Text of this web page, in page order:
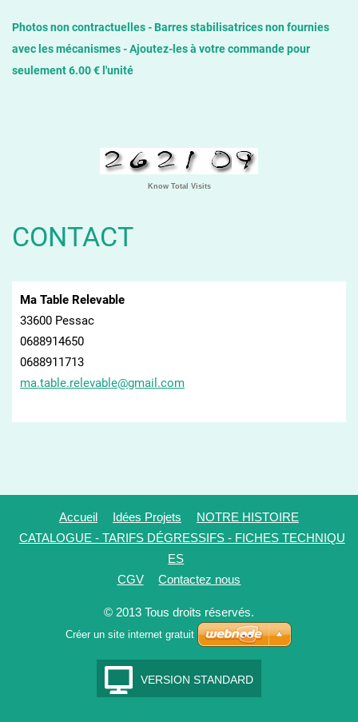
Photos non contractuelles - Barres stabilisatrices non fournies
avec les mécanismes - Ajoutez-les à votre commande pour
seulement 6.00 € l'unité
Know Total Visits
CONTACT
Ma Table Relevable
33600 Pessac
0688914650
0688911713
ma.table.relevable@gmail .com
Accueil Idées Projets
NOTRE HISTOIRE
CATALOGUE - TARIFS DÉGRESSIFS - FICHES TECHNIQU
ES
CGV
Contactez nous
© 2013 Tous droits réservés.
Créer un site internet gratuit
VERSION STANDARD